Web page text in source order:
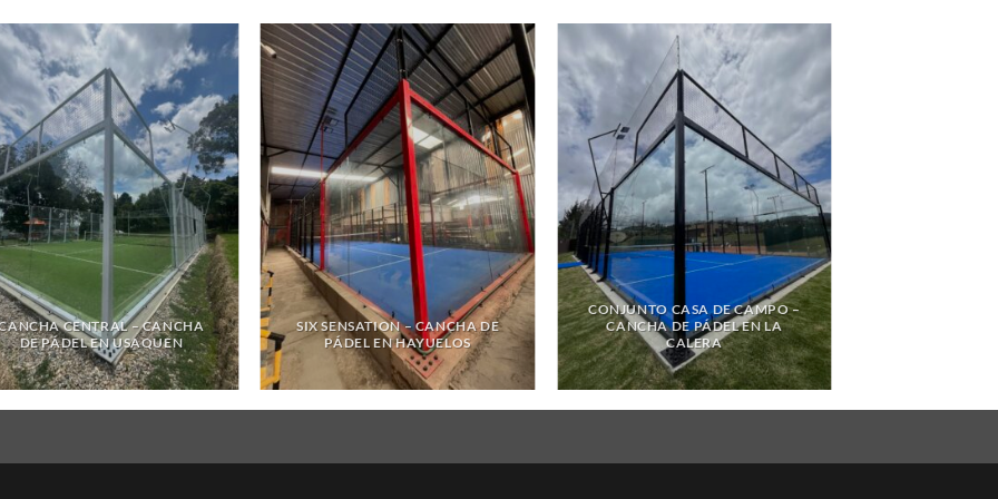
CENTRAL – CANCHA
DE PÁDEL EN USAQUEN
SIX SENSATION – CANCHA DE
PÁDEL EN HAYUELOS
CONJUNTO CASA DE CAMPO –
CANCHA DE PÁDEL EN LA
CALERA